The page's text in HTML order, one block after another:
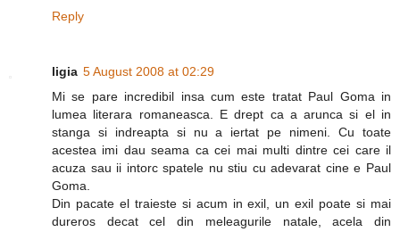
Reply
ligia 5 August 2008 at 02:29
Mi se pare incredibil insa cum este tratat Paul Goma in
lumea literara romaneasca. E drept ca a arunca si el in
stanga si indreapta si nu a iertat pe nimeni. Cu toate
acestea imi dau seama ca cei mai multi dintre cei care il
acuza sau ii intorc spatele nu stiu cu adevarat cine e Paul
Goma.
Din pacate el traieste si acum in exil, un exil poate si mai
dureros decat cel din meleagurile natale, acela din